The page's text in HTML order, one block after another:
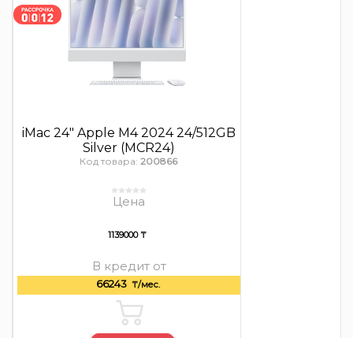
iMac 24″ Apple M4 2024 24/512GB
Silver (MCR24)
Код товара: 200866
Цена
1139000 ₸
В кредит от
66243 ₸/мес.